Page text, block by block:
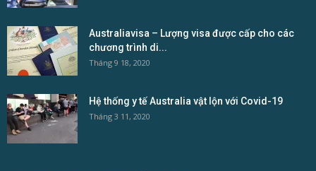
Australiavisa – Lượng visa được cấp cho các
chương trình di...
Tháng 9 18, 2020
Hệ thống y tế Australia vật lộn với Covid-19
Tháng 3 11, 2020